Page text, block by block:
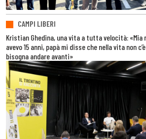
CAMPI LIBERI
Kristian Ghedina, una vita a tutta velocità: «Mia
avevo 15 anni, papà mi disse che nella vita non
bisogna andare avanti»